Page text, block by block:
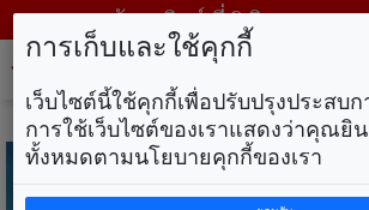
วันอาทิตย์ ที่ 9 สิงหาคม พ.ศ
การเก็บและใช้คุกกี้
เว็บไซต์นี้ใช้คุกกี้เพื่อปรับปรุงประสบ
การใช้เว็บไซต์ของเราแสดงว่าคุณยิ
ทั้งหมดตามนโยบายคุกกี้ของเรา